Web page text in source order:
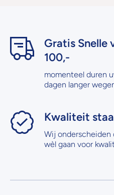
Gratis Snelle
100,-
momenteel duren
dagen langer
Kwaliteit
Wij onderscheiden
wèl gaan voor